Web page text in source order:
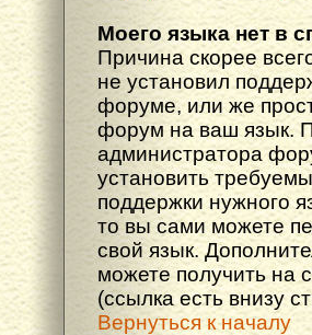
Моего языка нет в
Причина скорее
не установил
форуме, или же
форум на ваш язык.
администратора
установить
поддержки нужного
то вы сами можете
свой язык.
можете получить на
(ссылка есть внизу
Вернуться к началу